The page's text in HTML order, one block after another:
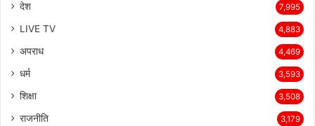
देश 7,995
LIVE TV 4,883
अपराध 4,469
धर्म 3,593
शिक्षा 3,508
राजनीति 3,179